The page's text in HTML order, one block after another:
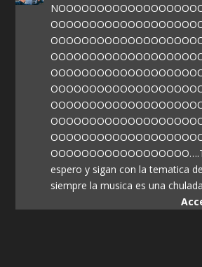
espero y sigan con la tematica
siempre la musica es una chulada